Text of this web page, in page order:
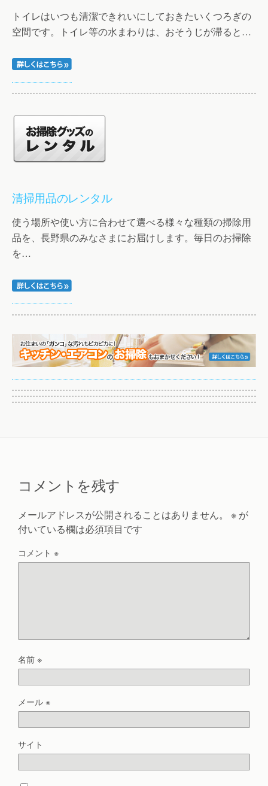
トイレはいつも清潔できれいにしておきたいくつろぎの
空間です。トイレ等の水まわりは、おそうじが滞ると…
清掃用品のレンタル
使う場所や使い方に合わせて選べる様々な種類の掃除用
品を、長野県のみなさまにお届けします。毎日のお掃除
を…
コメントを残す
メールアドレスが公開されることはありません。 ※ が
付いている欄は必須項目です
コメント ※
名前※
メール※
サイト